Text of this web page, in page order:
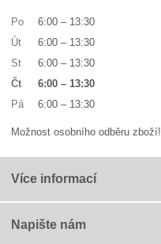
Po 6:00 – 13:30
Út
6:00 – 13:30
St
6:00 – 13:30
Čt
6:00 – 13:30
Pá
6:00 – 13:30
Možnost osobního odběru zboží!
Více informací
Napište nám